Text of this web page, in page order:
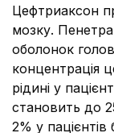
Цефтриаксон
мозку.
оболонок
концентрація
рідині у
становить до
2% у